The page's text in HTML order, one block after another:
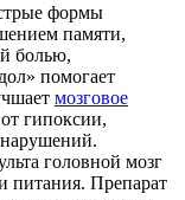
формы
памяти,
болью,
помогает
мозговое
гипоксии,
головной мозг
питания. Препарат